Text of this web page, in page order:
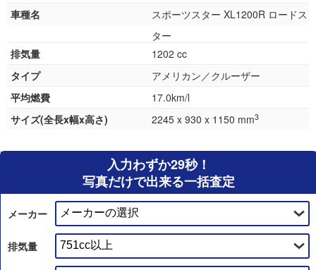
車種名
スポーツスター XL1200R ロードス
ター
排気量
1202 cc
タイプ
アメリカン／クルーザー
平均燃費
17.0km/l
サイズ(全長x幅x高さ)
2245 x 930 x 1150 mm3
入力わずか29秒！
写真だけで出来る一括査定
メーカー
排気量